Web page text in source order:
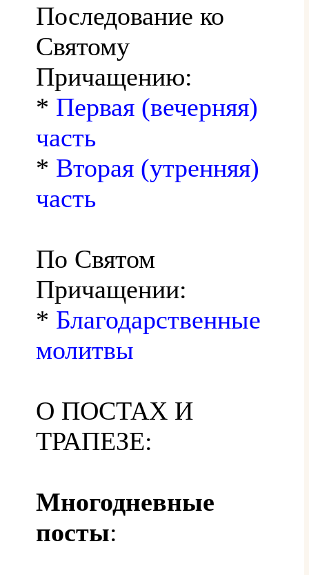
Последование ко
Святому
Причащению:
* Первая (вечерняя)
часть
* Вторая (утренняя)
часть
По Святом
Причащении:
* Благодарственные
молитвы
О ПОСТАХ И
ТРАПЕЗЕ:
Многодневные
посты: